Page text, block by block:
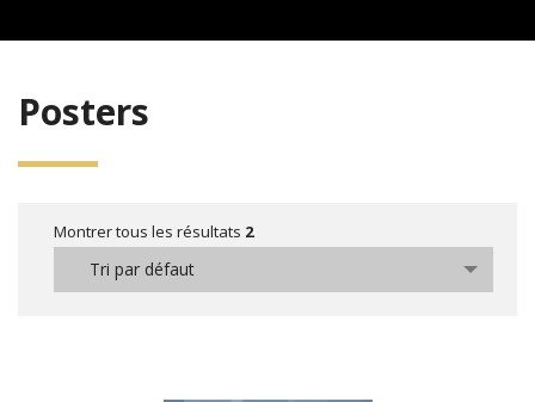
Posters
Montrer tous les résultats 2
Tri par défaut